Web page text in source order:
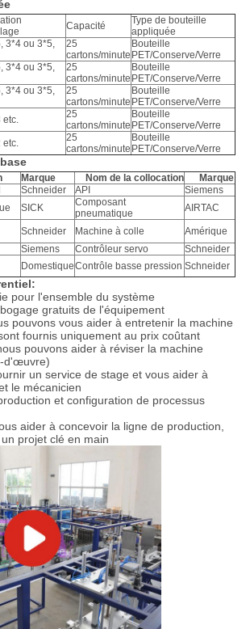
Capacité
Type de bouteille
appliquée
3*4 ou 3*5,
25
cartons/minute
Bouteille
PET/Conserve/Verre
3*4 ou 3*5,
25
cartons/minute
Bouteille
PET/Conserve/Verre
3*4 ou 3*5,
25
cartons/minute
Bouteille
PET/Conserve/Verre
etc.
25
cartons/minute
Bouteille
PET/Conserve/Verre
etc.
25
cartons/minute
Bouteille
PET/Conserve/Verre
Marque Nom de la collocation
Marque
Schneider API
Siemens
SICK
Composant
pneumatique
AIRTAC
Schneider Machine à colle
Amérique
Siemens Contrôleur servo
Schneider
DomestiqueContrôle basse pression Schneider
pour l'ensemble du système
gratuits de l'équipement
pouvons vous aider à entretenir la machine
fournis uniquement au prix coûtant
pouvons aider à réviser la machine
d'œuvre)
un service de stage et vous aider à
le mécanicien
et configuration de processus
aider à concevoir la ligne de production,
projet clé en main